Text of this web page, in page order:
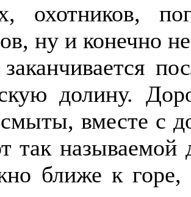
охотников,
ну и конечно
долину.
вместе с
так называемой
ближе к горе,